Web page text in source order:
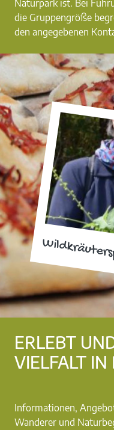
Naturpark ist. Bei
die Gruppengröße
den angegebenen
ERLEBT
VIELFALT IN
Informationen,
Wanderer und